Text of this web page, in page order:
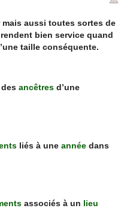
mais aussi toutes sortes de
bien service quand
taille conséquente.
desancêtres d’une
liés à uneannée dans
associés à un
lieu